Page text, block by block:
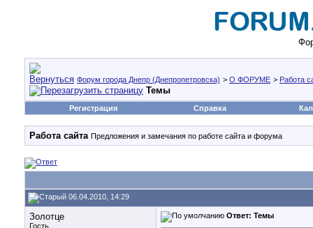
Форум города Днепр (Днепропетровска) > О ФОРУМЕ > Работа
Темы
Регистрация Справка
Работа сайта Предложения и замечания по работе сайта и форума
06.04.2010, 14:29
Золотце
Гость
Ответ: Темы